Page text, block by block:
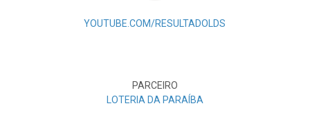
YOUTUBE.COM/RESULTADOLDS
PARCEIRO
LOTERIA DA PARAÍBA